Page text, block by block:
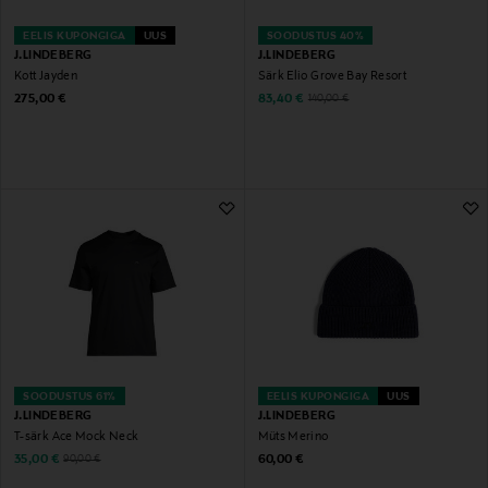
EELIS KUPONGIGA UUS
J.LINDEBERG
Kott Jayden
Original Price
275,00 €
SOODUSTUS 40%
J.LINDEBERG
Särk Elio Grove Bay Resort
Discounted Price
83,40 € Original Price
140,00 €
SOODUSTUS 61%
J.LINDEBERG
T-särk Ace Mock Neck
Discounted Price
35,00 € Original Price
90,00 €
EELIS KUPONGIGA UUS
J.LINDEBERG
Müts Merino
Original Price
60,00 €